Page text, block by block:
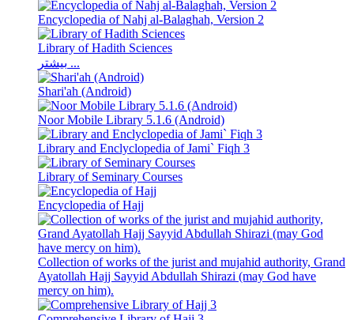
Encyclopedia of Nahj al-Balaghah, Version 2
Library of Hadith Sciences
بیشتر ...
Shari'ah (Android)
Noor Mobile Library 5.1.6 (Android)
Library and Enclyclopedia of Jami` Fiqh 3
Library of Seminary Courses
Encyclopedia of Hajj
Collection of works of the jurist and mujahid authority, Grand
Ayatollah Hajj Sayyid Abdullah Shirazi (may God have
mercy on him).